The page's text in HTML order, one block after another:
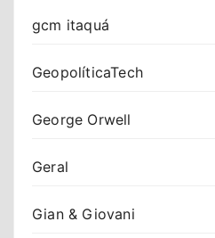
gcm itaquá
GeopolíticaTech
George Orwell
Geral
Gian & Giovani